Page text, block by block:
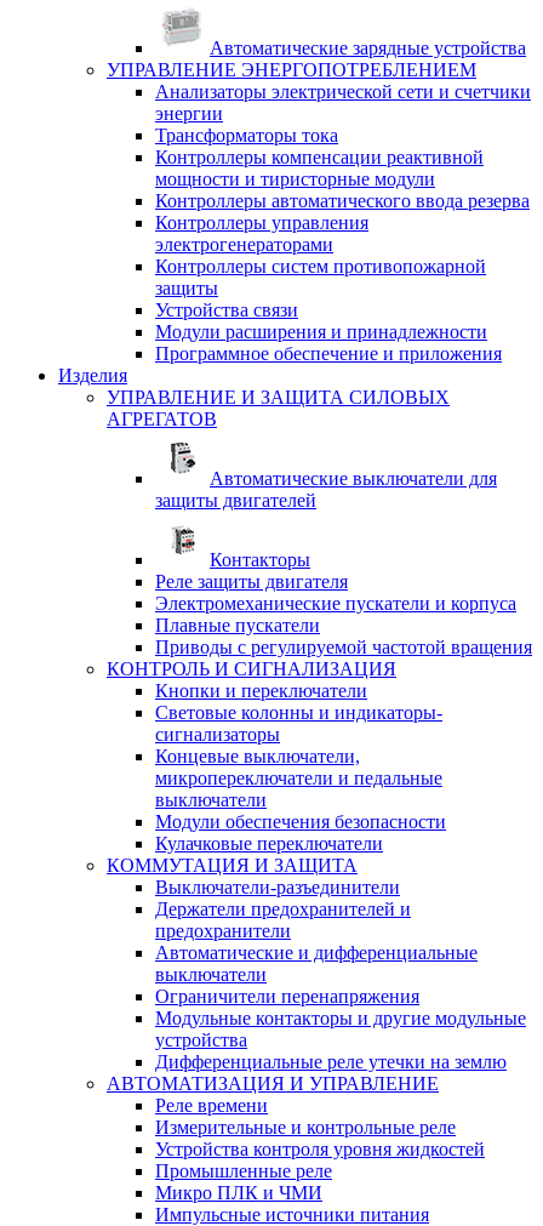
Автоматические зарядные устройства
УПРАВЛЕНИЕ ЭНЕРГОПОТРЕБЛЕНИЕМ
Анализаторы электрической сети и счетчики
энергии
Трансформаторы тока
Контроллеры компенсации реактивной
мощности и тиристорные модули
Контроллеры автоматического ввода резерва
Контроллеры управления
электрогенераторами
Контроллеры систем противопожарной
защиты
Устройства связи
Модули расширения и принадлежности
Программное обеспечение и приложения
Изделия
УПРАВЛЕНИЕ И ЗАЩИТА СИЛОВЫХ
АГРЕГАТОВ
Автоматические выключатели для
защиты двигателей
Контакторы
Реле защиты двигателя
Электромеханические пускатели и корпуса
Плавные пускатели
Приводы с регулируемой частотой вращения
КОНТРОЛЬ И СИГНАЛИЗАЦИЯ
Кнопки и переключатели
Световые колонны и индикаторы-
сигнализаторы
Концевые выключатели,
микропереключатели и педальные
выключатели
Модули обеспечения безопасности
Кулачковые переключатели
КОММУТАЦИЯ И ЗАЩИТА
Выключатели-разъединители
Держатели предохранителей и
предохранители
Автоматические и дифференциальные
выключатели
Ограничители перенапряжения
Модульные контакторы и другие модульные
устройства
Дифференциальные реле утечки на землю
АВТОМАТИЗАЦИЯ И УПРАВЛЕНИЕ
Реле времени
Измерительные и контрольные реле
Устройства контроля уровня жидкостей
Промышленные реле
Микро ПЛК и ЧМИ
Импульсные источники питания